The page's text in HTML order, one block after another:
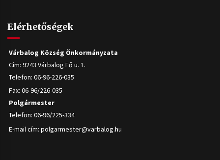
Elérhetőségek
Várbalog Község Önkormányzata
Cím: 9243 Várbalog Fő u. 1.
Telefon: 06-96-226-035
Fax: 06-96/226-035
Polgármester
Telefon: 06-96/225-334
E-mail cím: polgarmester@varbalog.hu